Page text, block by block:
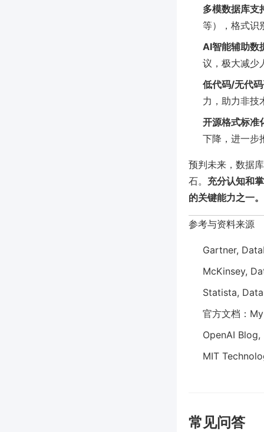
多模数据库支
等），格式识
AI智能辅助数
议，极大减少
低代码/无代
力，助力非技
开源格式标准
下降，进一步
预判未来，数据
石。 充分认知和
的关键能力之一。
参考与资料来源
Gartner,
McKinsey,
Statista,
官方文档：
OpenAI
MIT
常见问答